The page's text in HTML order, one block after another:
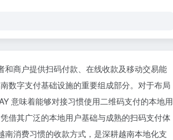
商户提供扫码付款、在线收款及移动交易能
数字支付基础设施的重要组成部分。对于布局
意味着能够对接习惯使用二维码支付的本地用
借其广泛的本地用户基础与成熟的扫码支付体
消费习惯的收款方式，是深耕越南本地化支